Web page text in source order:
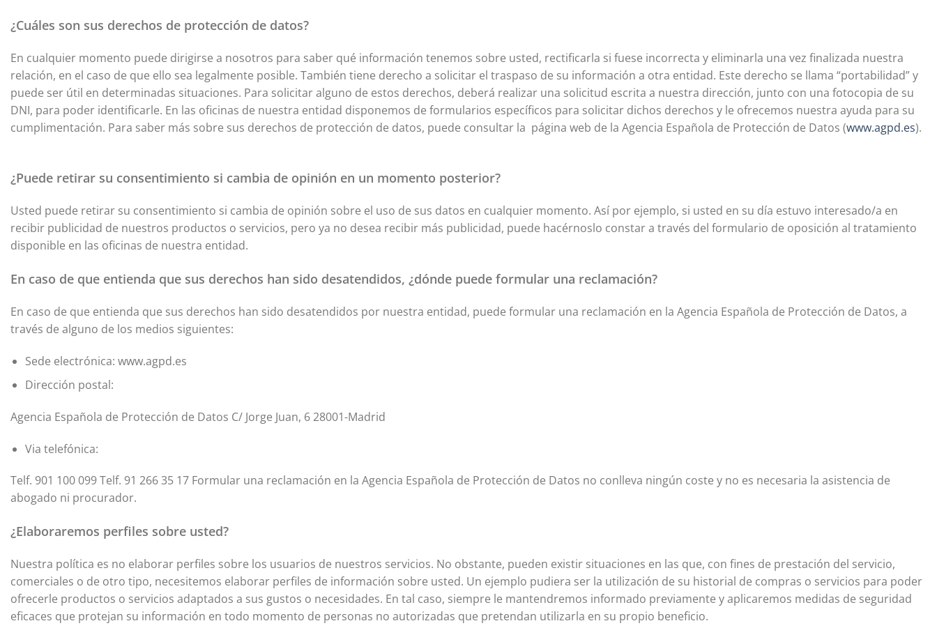
¿Cuáles son sus derechos de protección de datos?
En cualquier momento puede dirigirse a nosotros para saber qué información tenemos sobre usted, rectificarla si fuese incorrecta y eliminarla una vez finalizada nuestra
relación, en el caso de que ello sea legalmente posible. También tiene derecho a solicitar el traspaso de su información a otra entidad. Este derecho se llama “portabilidad” y
puede ser útil en determinadas situaciones. Para solicitar alguno de estos derechos, deberá realizar una solicitud escrita a nuestra dirección, junto con una fotocopia de su
DNI, para poder identificarle. En las oficinas de nuestra entidad disponemos de formularios específicos para solicitar dichos derechos y le ofrecemos nuestra ayuda para su
cumplimentación. Para saber más sobre sus derechos de protección de datos, puede consultar la página web de la Agencia Española de Protección de Datos (www.agpd.es).
¿Puede retirar su consentimiento si cambia de opinión en un momento posterior?
Usted puede retirar su consentimiento si cambia de opinión sobre el uso de sus datos en cualquier momento. Así por ejemplo, si usted en su día estuvo interesado/a en
recibir publicidad de nuestros productos o servicios, pero ya no desea recibir más publicidad, puede hacérnoslo constar a través del formulario de oposición al tratamiento
disponible en las oficinas de nuestra entidad.
En caso de que entienda que sus derechos han sido desatendidos, ¿dónde puede formular una reclamación?
En caso de que entienda que sus derechos han sido desatendidos por nuestra entidad, puede formular una reclamación en la Agencia Española de Protección de Datos, a
través de alguno de los medios siguientes:
Sede electrónica: www.agpd.es
Dirección postal:
Agencia Española de Protección de Datos C/ Jorge Juan, 6 28001-Madrid
Via telefónica:
Telf. 901 100 099 Telf. 91 266 35 17 Formular una reclamación en la Agencia Española de Protección de Datos no conlleva ningún coste y no es necesaria la asistencia de
abogado ni procurador.
¿Elaboraremos perfiles sobre usted?
Nuestra política es no elaborar perfiles sobre los usuarios de nuestros servicios. No obstante, pueden existir situaciones en las que, con fines de prestación del servicio,
comerciales o de otro tipo, necesitemos elaborar perfiles de información sobre usted. Un ejemplo pudiera ser la utilización de su historial de compras o servicios para poder
ofrecerle productos o servicios adaptados a sus gustos o necesidades. En tal caso, siempre le mantendremos informado previamente y aplicaremos medidas de seguridad
eficaces que protejan su información en todo momento de personas no autorizadas que pretendan utilizarla en su propio beneficio.